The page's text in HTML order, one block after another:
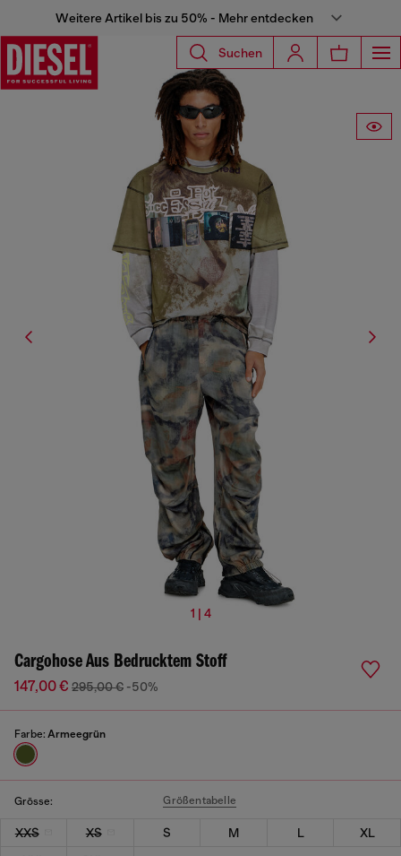
Weitere Artikel bis zu 50% - Mehr entdecken
Suchen
1 | 4
Cargohose Aus Bedrucktem Stoff
147,00 € 295,00 € -50%
Farbe: Armeegrün
Grösse: Größentabelle
XXS XS S M L
XL